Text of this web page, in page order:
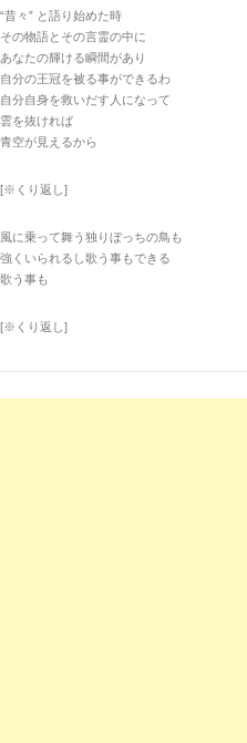
“昔々” と語り始めた時
その物語とその言霊の中に
あなたの輝ける瞬間があり
自分の王冠を被る事ができるわ
自分自身を救いだす人になって
雲を抜ければ
青空が見えるから
[※くり返し]
風に乗って舞う独りぼっちの鳥も
強くいられるし歌う事もできる
歌う事も
[※くり返し]